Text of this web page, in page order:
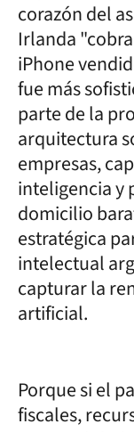
corazón del
Irlanda
iPhone
fue más
parte de la
arquitectura
empresas,
inteligencia y
domicilio
estratégica
intelectual
capturar la
artificial.
Porque si el
fiscales,